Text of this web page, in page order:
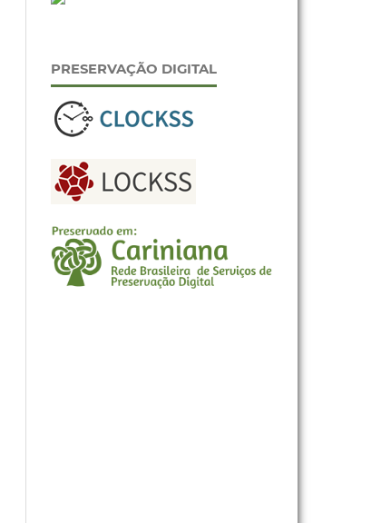
PRESERVAÇÃO DIGITAL